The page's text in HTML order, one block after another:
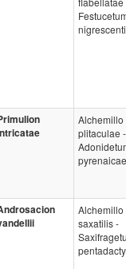
Alchemillo
plitaculae -
pyrenaicae
Alchemillo
saxatilis -